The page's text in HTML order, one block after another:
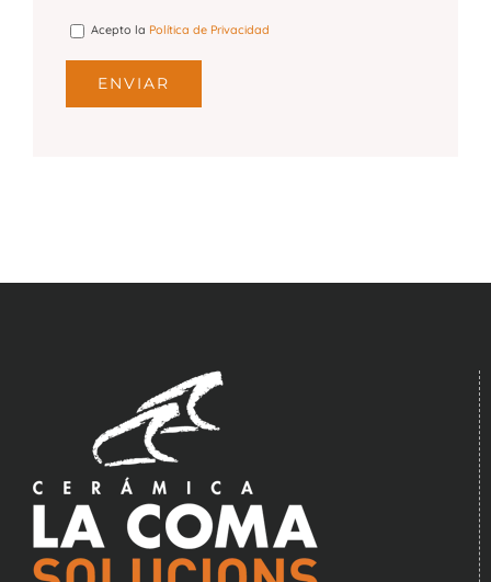
Acepto la Política de Privacidad